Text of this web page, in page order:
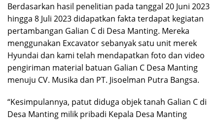
Berdasarkan hasil penelitian pada tanggal 20 Juni 2023
hingga 8 Juli 2023 didapatkan fakta terdapat kegiatan
pertambangan Galian C di Desa Manting. Mereka
menggunakan Excavator sebanyak satu unit merek
Hyundai dan kami telah mendapatkan foto dan video
pengiriman material batuan Galian C Desa Manting
menuju CV. Musika dan PT. Jisoelman Putra Bangsa.
“Kesimpulannya, patut diduga objek tanah Galian C di
Desa Manting milik pribadi Kepala Desa Manting